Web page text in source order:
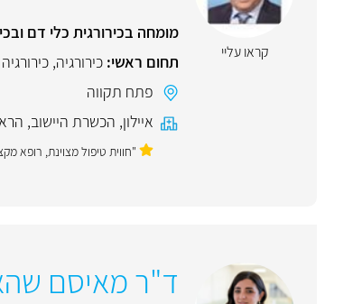
קראו עליי
מומחה בכירורגית כלי דם
תחום ראשי: כירורגיה,
פתח תקווה
איילון, הכשרת היישוב,
"חווית טיפול מצוינת, רופא
ד"ר מאיסם